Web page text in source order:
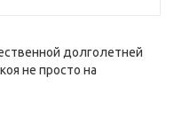
долголетней
не просто на